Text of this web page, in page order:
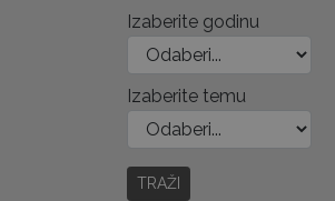
Izaberite godinu
Izaberite temu
TRAŽI